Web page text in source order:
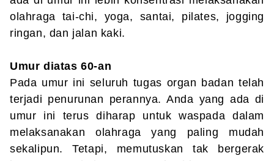
olahraga tai-chi, yoga, santai, pilates, jogging
ringan, dan jalan kaki.
Umur diatas 60-an
Pada umur ini seluruh tugas organ badan telah
terjadi penurunan perannya. Anda yang ada di
umur ini terus diharap untuk waspada dalam
melaksanakan olahraga yang paling mudah
sekalipun. Tetapi, memutuskan tak bergerak